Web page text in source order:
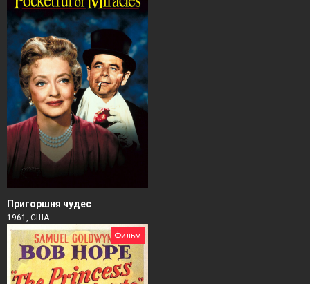
Пригоршня чудес
1961, США
Фильм